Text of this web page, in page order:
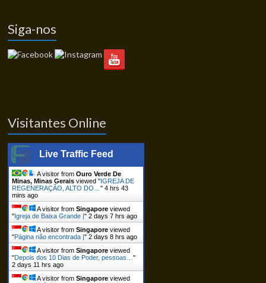
Siga-nos
Visitantes Online
Live Traffic Feed
A visitor fromOuro Verde De
Minas, Minas Gerais viewed "IGREJA DE
REGENERAÇÃO, ALTO DO…"4 hrs 43
mins ago
A visitor fromSingapore viewed
"Igreja de Baixa Grande |"2 days 7 hrs ago
A visitor fromSingapore viewed
"Página não encontrada |"2 days 8 hrs ago
A visitor fromSingapore viewed
"Depois dos 10 Dias de Poder, pessoas…"
2 days 11 hrs ago
A visitor fromSingapore viewed